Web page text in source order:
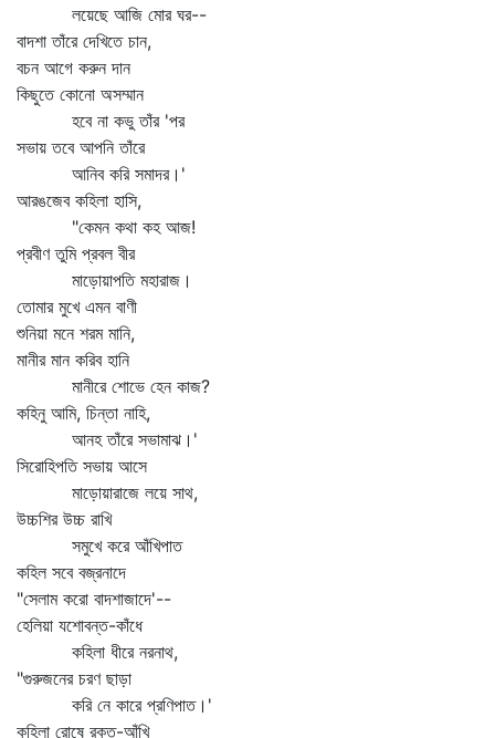
লয়েছে আজি মোর ঘর--
বাদশা তাঁরে দেখিতে চান,
বচন আগে করুন দান
কিছুতে কোনো অসম্মান
হবে না কভু তাঁর 'পর
সভায় তবে আপনি তাঁরে
আনিব করি সমাদর।'
আরঙজেব কহিলা হাসি,
"কেমন কথা কহ আজ!
প্রবীণ তুমি প্রবল বীর
মাড়োয়াপতি মহারাজ।
তোমার মুখে এমন বাণী
শুনিয়া মনে শরম মানি,
মানীর মান করিব হানি
মানীরে শোভে হেন কাজ?
কহিনু আমি, চিন্তা নাহি,
আনহ তাঁরে সভামাঝ।'
সিরোহিপতি সভায় আসে
মাড়োয়ারাজে লয়ে সাথ,
উচ্চশির উচ্চ রাখি
সমুখে করে আঁখিপাত
কহিল সবে বজ্রনাদে
"সেলাম করো বাদশাজাদে'--
হেলিয়া যশোবন্ত-কাঁধে
কহিলা ধীরে নরনাথ,
"গুরুজনের চরণ ছাড়া
করি নে কারে প্রণিপাত।'
কহিলা রোষে রক্ত-আঁখি